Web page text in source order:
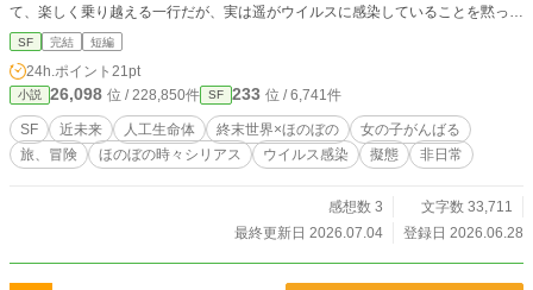
て、楽しく乗り越える一行だが、実は遥がウイルスに感染していることを黙って
いて――。なにもかもが終わった世界で彼女たちはどんな答えを出すのか？ 甘
くて優しくて、ちょっと切ない冒険譚。
SF 完結 短編
24h.ポイント 21pt
小説 26,098 位 / 228,850件 SF 233 位 / 6,741件
SF 近未来 人工生命体 終末世界×ほのぼの
女の子がんばる
旅、冒険
ほのぼの時々シリアス ウイルス感染 擬態 非日常
感想数 3
文字数 33,711
最終更新日 2026.07.04
登録日 2026.06.28